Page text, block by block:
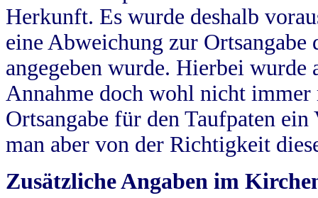
Herkunft. Es wurde deshalb
eine Abweichung zur
angegeben wurde. Hierbei wurde
Annahme doch wohl nicht
Ortsangabe für den Taufpaten
man aber von der Richtigkeit
Zusätzliche Angaben im